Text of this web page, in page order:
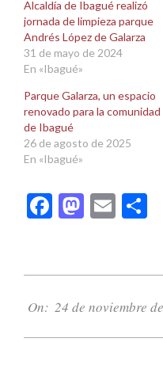
ventana
nueva)
ventana
nueva)
Alcaldía de Ibagué realizó
jornada de limpieza parque
Andrés López de Galarza
31 de mayo de 2024
En «Ibagué»
Parque Galarza, un espacio
renovado para la comunidad
de Ibagué
26 de agosto de 2025
En «Ibagué»
Facebook
Email
11-
On: 24 de noviembre